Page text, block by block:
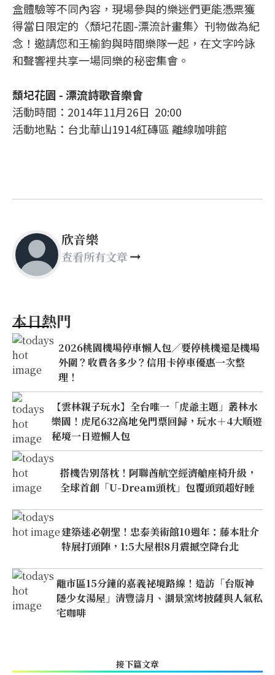
盒體驗等不同內容，現場參與的樂迷們更能憑票獲
得當日限定的〈頹圮花園-漂流計畫集〉刊物做為紀
念！邀請您和王榆鈞與時間樂隊一起，在文字吟詠
和聲響裡共享一場同樂的秘密集會。
頹圮花園 - 漂流詩歌音樂會
活動時間：2014年11月26日 20:00
活動地點：台北華山1914紅磚區 離線咖啡館
欣音樂
查看所有文章
本日熱門
2026桃園機場停車懶人包／要停桃機還是機場
外圍？收費各多少？信用卡停車優惠一次整
理！
【雲林親子玩水】全台唯一「虎爺主題」叢林水
樂園！虎尾632高地免門票回歸，玩水＋4大順遊
秘境一日遊懶人包
搭機告別落枕！阿聯酋航空經濟艙座椅升級，
全球首創「U-Dream頭枕」包覆頭頸超好睡
建築迷必朝聖！忠泰美術館10週年：藤本壯介
特展打頭陣，1:5大屋根8月震撼空降台北
離市區15分鐘的嘉義祕境路線！造訪「台版神
隱少女湯屋」清豐濤月、湖景窯烤披薩與人氣私
宅咖啡
接下篇文章